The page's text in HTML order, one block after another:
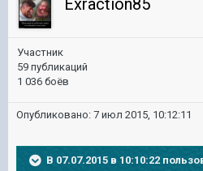
Exraction85
Участник
59 публикаций
1 036 боёв
Опубликовано: 7 июл 2015, 10:12:11
В 07.07.2015 в 10:10:22